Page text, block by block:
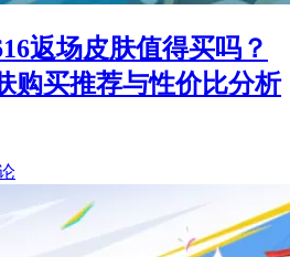
返场皮肤值得买吗？
购买推荐与性价比分析